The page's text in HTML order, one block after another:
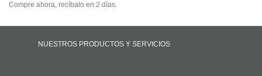
Compre ahora, recíbalo en 2 días.
NUESTROS PRODUCTOS Y SERVICIOS